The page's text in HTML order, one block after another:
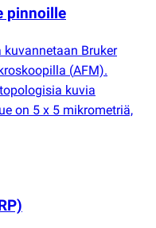
pinnoille
Bruker
(AFM).
kuvia
on 5 x 5 mikrometriä,